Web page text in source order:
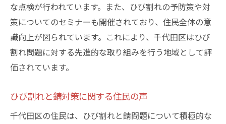
な点検が行われています。また、ひび割れの予防策や対
策についてのセミナーも開催されており、住民全体の意
識向上が図られています。これにより、千代田区はひび
割れ問題に対する先進的な取り組みを行う地域として評
価されています。
ひび割れと錆対策に関する住民の声
千代田区の住民は、ひび割れと錆問題について積極的な